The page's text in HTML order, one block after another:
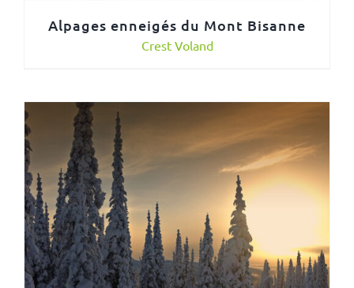
Alpages enneigés du Mont Bisanne
Crest Voland